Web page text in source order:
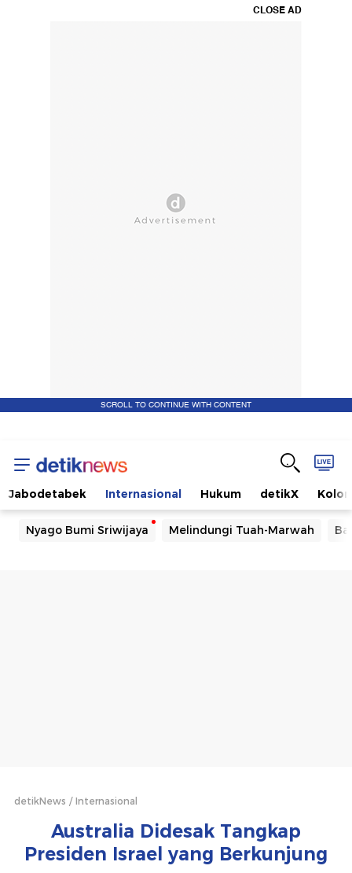
CLOSE AD
SCROLL TO CONTINUE WITH CONTENT
Jabodetabek Internasional Hukum detikX
Nyago Bumi Sriwijaya Melindungi Tuah-Marwah
detikNews Internasional
Australia Didesak Tangkap
Presiden Israel yang Berkunjung